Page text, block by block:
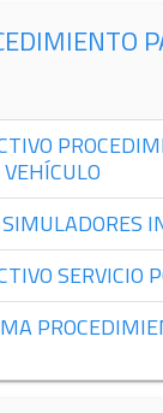
SERVICIO